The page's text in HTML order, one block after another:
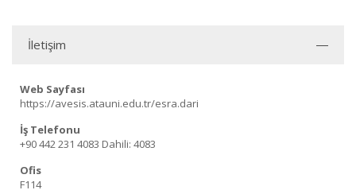
İletişim
Web Sayfası
https://avesis.atauni.edu.tr/esra.dari
İş Telefonu
+90 442 231 4083 Dahili: 4083
Ofis
F114